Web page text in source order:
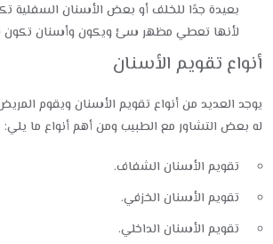
بعيدة جدًا للخلف أو بعض الأسنان السفلية
لأنها تعطي مظهر سئ ويكون وأسنان تكون
أنواع تقويم الأسنان
يوجد العديد من أنواع تقويم الأسنان ويقوم
له بعض التشاور مع الطبيب ومن أهم أنواع ما يلي:
تقويم الأسنان الشفاف.
تقويم الأسنان الخزفي.
تقويم الأسنان الداخلي.